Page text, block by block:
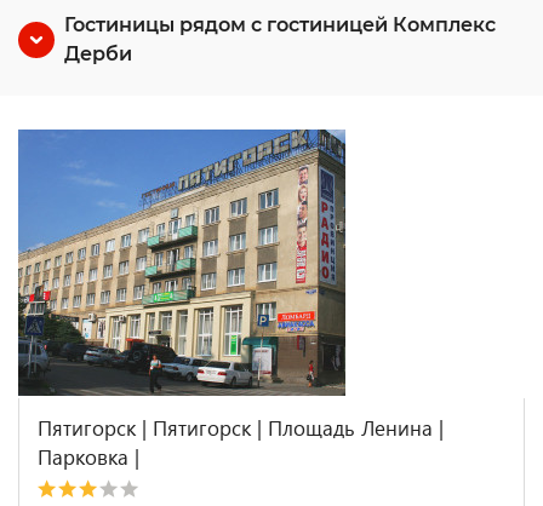
Гостиницы рядом с гостиницей Комплекс
Дерби
Пятигорск | Пятигорск | Площадь Ленина |
Парковка |